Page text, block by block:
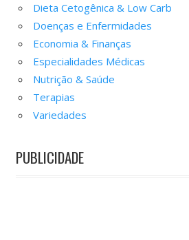
Dieta Cetogênica & Low Carb
Doenças e Enfermidades
Economia & Finanças
Especialidades Médicas
Nutrição & Saúde
Terapias
Variedades
PUBLICIDADE